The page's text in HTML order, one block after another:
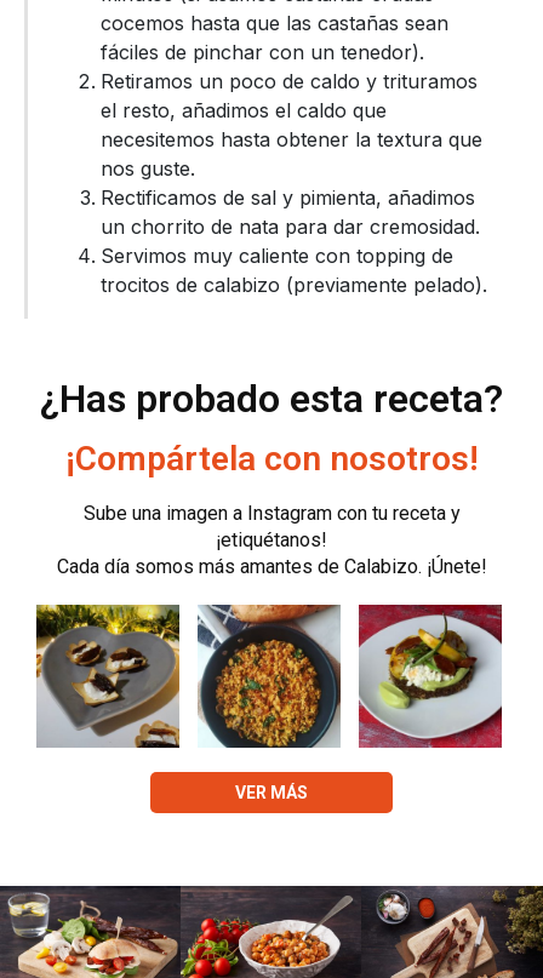
cocemos hasta que las castañas sean
fáciles de pinchar con un tenedor).
Retiramos un poco de caldo y trituramos
el resto, añadimos el caldo que
necesitemos hasta obtener la textura que
nos guste.
Rectificamos de sal y pimienta, añadimos
un chorrito de nata para dar cremosidad.
Servimos muy caliente con topping de
trocitos de calabizo (previamente pelado).
¿Has probado esta receta?
¡Compártela con nosotros!
Sube una imagen a Instagram con tu receta y
¡etiquétanos!
Cada día somos más amantes de Calabizo. ¡Únete!
VER MÁS